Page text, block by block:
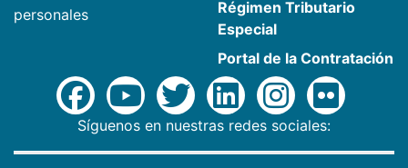
personales
Régimen Tributario
Especial
Portal de la Contratación
Síguenos en nuestras redes sociales: